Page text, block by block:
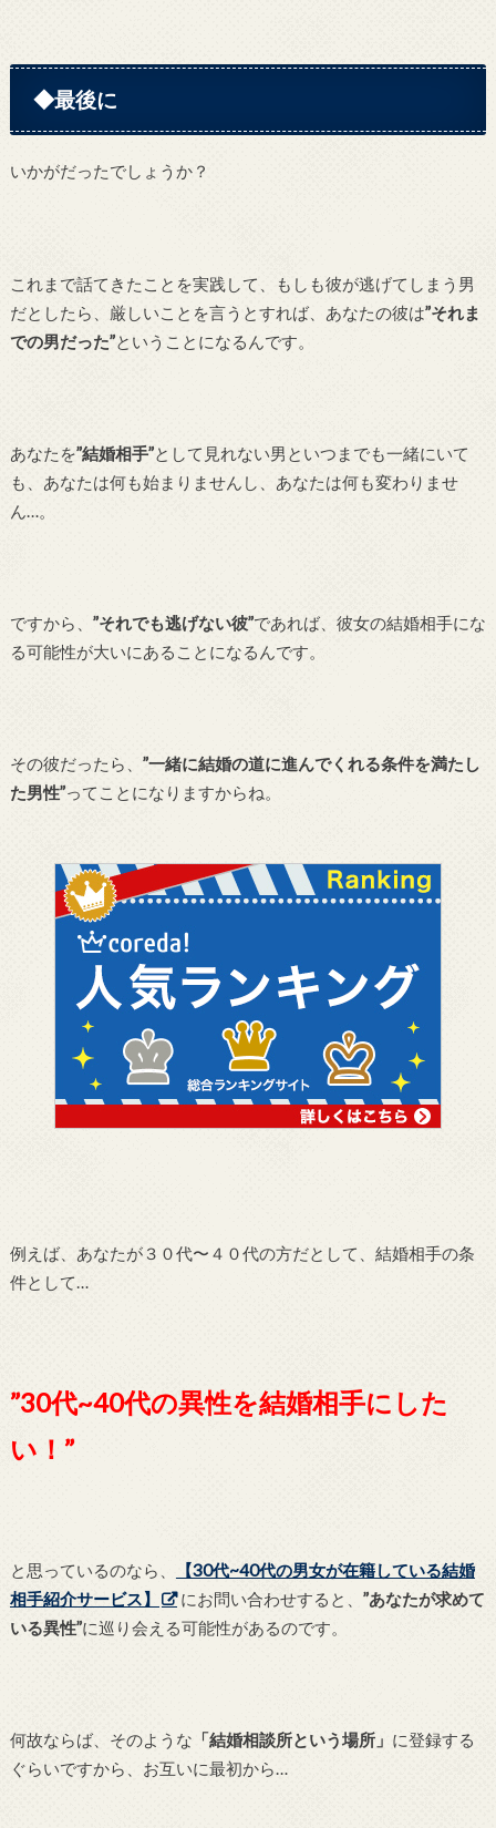
◆最後に
いかがだったでしょうか？
これまで話てきたことを実践して、もしも彼が逃げてしまう男
だとしたら、厳しいことを言うとすれば、あなたの彼は”それま
での男だった”ということになるんです。
あなたを”結婚相手”として見れない男といつまでも一緒にいて
も、あなたは何も始まりませんし、あなたは何も変わりませ
ん…。
ですから、 ”それでも逃げない彼”であれば、彼女の結婚相手にな
る可能性が大いにあることになるんです。
その彼だったら、 ”一緒に結婚の道に進んでくれる条件を満たし
た男性”ってことになりますからね。
例えば、あなたが３０代〜４０代の方だとして、結婚相手の条
件として…
”30代~40代の異性を結婚相手にした
い！”
と思っているのなら、
【30代~40代の男女が在籍している結婚
相手紹介サービス】
にお問い合わせすると、 ”あなたが求めて
いる異性”に巡り会える可能性があるのです。
何故ならば、そのような 「結婚相談所という場所」 に登録する
ぐらいですから、お互いに最初から…